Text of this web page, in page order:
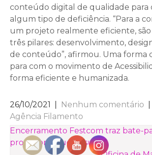
conteúdo digital de qualidade para
algum tipo de deficiência. “Para a
um projeto realmente eficiente, são
três pilares: desenvolvimento,
de conteúdo”, afirmou. Uma forma
para com o movimento de
forma eficiente e humanizada.
26/10/2021 Nenhum comentário
Agência Filamento
NAVEGAÇÃO
DE
Encerramento Festcom traz bate-
produtoras audiovisuais